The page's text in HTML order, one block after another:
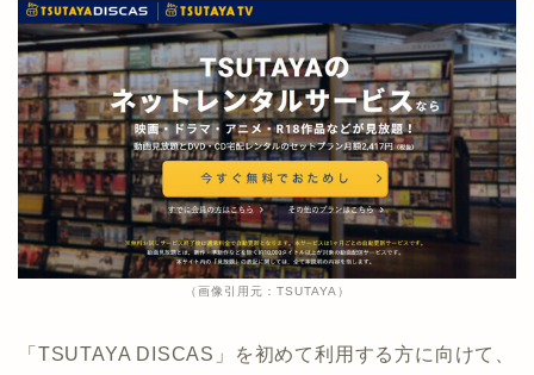
（画像引用元：TSUTAYA）
「TSUTAYA DISCAS」を初めて利用する方に向けて、